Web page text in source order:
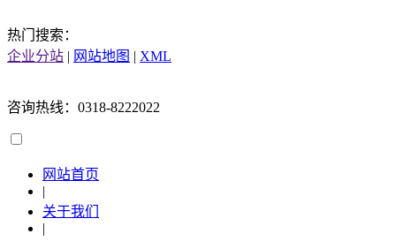
热门搜索：
企业分站 | 网站地图 | XML
咨询热线：0318-8222022
网站首页
|
关于我们
|